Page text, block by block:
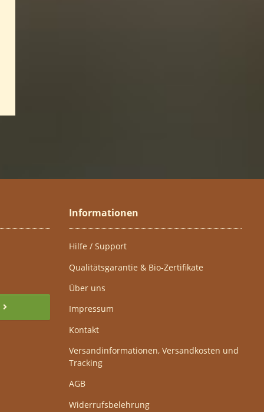
Informationen
Hilfe / Support
Qualitätsgarantie & Bio-Zertifikate
Über uns
Impressum
Kontakt
Versandinformationen, Versandkosten und
Tracking
AGB
Widerrufsbelehrung